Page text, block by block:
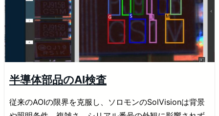
半導体部品のAI検査
従来のAOIの限界を克服し、ソロモンのSolVisionは背景